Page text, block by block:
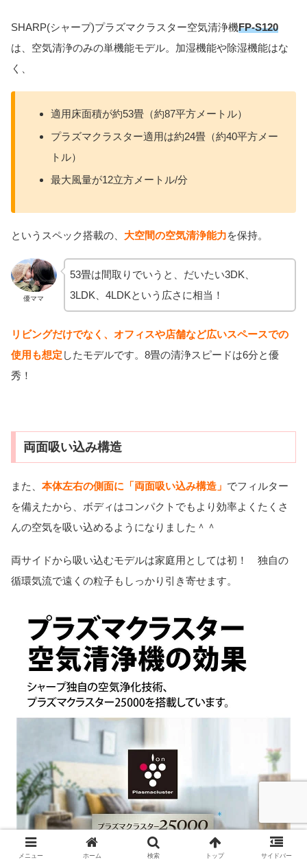
SHARP(シャープ)プラズマクラスター空気清浄機FP-S120
は、空気清浄のみの単機能モデル。加湿機能や除湿機能はな
く、
適用床面積が約53畳（約87平方メートル）
プラズマクラスター適用は約24畳（約40平方メー
トル）
最大風量が12立方メートル/分
というスペック搭載の、 大空間の空気清浄能力を保持。
優ママ
53畳は間取りでいうと、だいたい3DK、
3LDK、4LDKという広さに相当！
リビングだけでなく、オフィスや店舗など広いスペースでの
使用も想定 したモデルです。8畳の清浄スピードは6分と優
秀！
両面吸い込み構造
また、 本体左右の側面に「両面吸い込み構造」 でフィルター
を備えたから、ボディはコンパクトでもより効率よくたくさ
んの空気を吸い込めるようになりました＾＾
両サイドから吸い込むモデルは家庭用としては初！ 独自の
循環気流で遠くの粒子もしっかり引き寄せます。
メニュー ホーム 検索 トップ サイドバー